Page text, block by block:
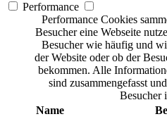
Performance
Performance Cookies
Besucher eine Webseite
Besucher wie häufig und
der Website oder ob der
bekommen. Alle
sind zusammengefasst
Besucher
Name